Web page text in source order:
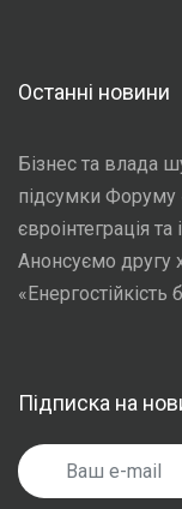
Останні новини
Бізнес та влада
підсумки Форуму
євроінтеграція
Анонсуємо другу
«Енергостійкість
Підписка на